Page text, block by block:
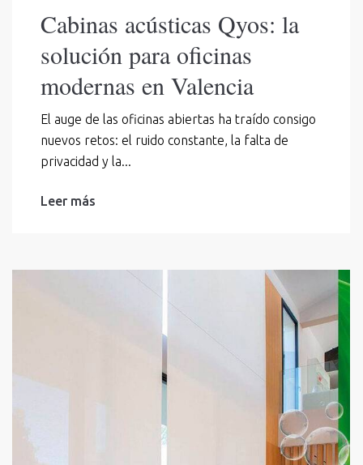
Cabinas acústicas Qyos: la
solución para oficinas
modernas en Valencia
El auge de las oficinas abiertas ha traído consigo
nuevos retos: el ruido constante, la falta de
privacidad y la...
Leer más